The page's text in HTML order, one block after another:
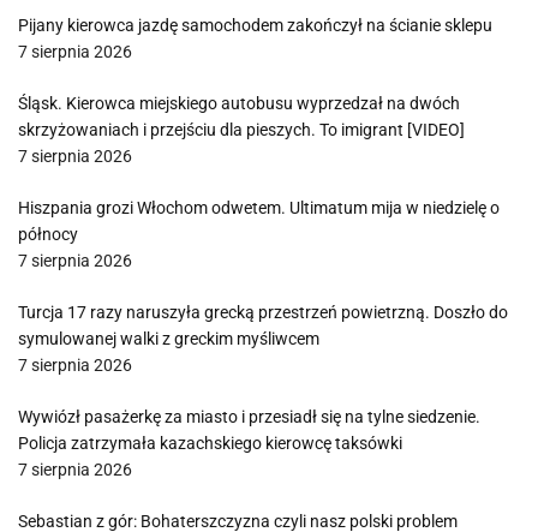
Pijany kierowca jazdę samochodem zakończył na ścianie sklepu
7 sierpnia 2026
Śląsk. Kierowca miejskiego autobusu wyprzedzał na dwóch
skrzyżowaniach i przejściu dla pieszych. To imigrant [VIDEO]
7 sierpnia 2026
Hiszpania grozi Włochom odwetem. Ultimatum mija w niedzielę o
północy
7 sierpnia 2026
Turcja 17 razy naruszyła grecką przestrzeń powietrzną. Doszło do
symulowanej walki z greckim myśliwcem
7 sierpnia 2026
Wywiózł pasażerkę za miasto i przesiadł się na tylne siedzenie.
Policja zatrzymała kazachskiego kierowcę taksówki
7 sierpnia 2026
Sebastian z gór: Bohaterszczyzna czyli nasz polski problem